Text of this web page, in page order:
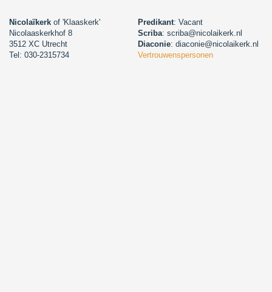
Nicolaïkerk of 'Klaaskerk'
Nicolaaskerkhof 8
3512 XC Utrecht
Tel: 030-2315734
Predikant: Vacant
Scriba: scriba@nicolaikerk.nl
Diaconie: diaconie@nicolaikerk.nl
Vertrouwenspersonen